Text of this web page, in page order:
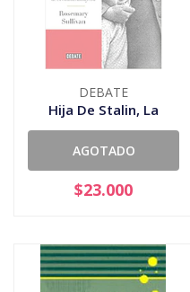
DEBATE
Hija De Stalin, La
AGOTADO
$23.000